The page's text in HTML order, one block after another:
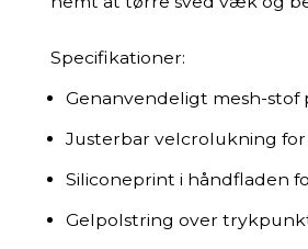
Specifikationer:
Genanvendeligt mesh-stof
Justerbar velcrolukning for
Siliconeprint i håndfladen
Gelpolstring over